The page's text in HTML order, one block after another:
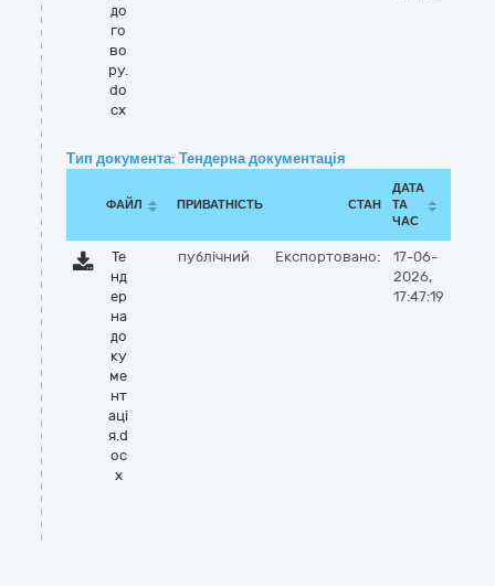
до
го
во
ру.
do
cx
Тип документа: Тендерна документація
ФАЙЛ ПРИВАТНІСТЬ СТАН
ДАТА
ТА
ЧАС
Те
нд
ер
на
до
ку
ме
нт
аці
я.d
oc
x
публічний Експортовано:
17-06-
2026,
17:47:19